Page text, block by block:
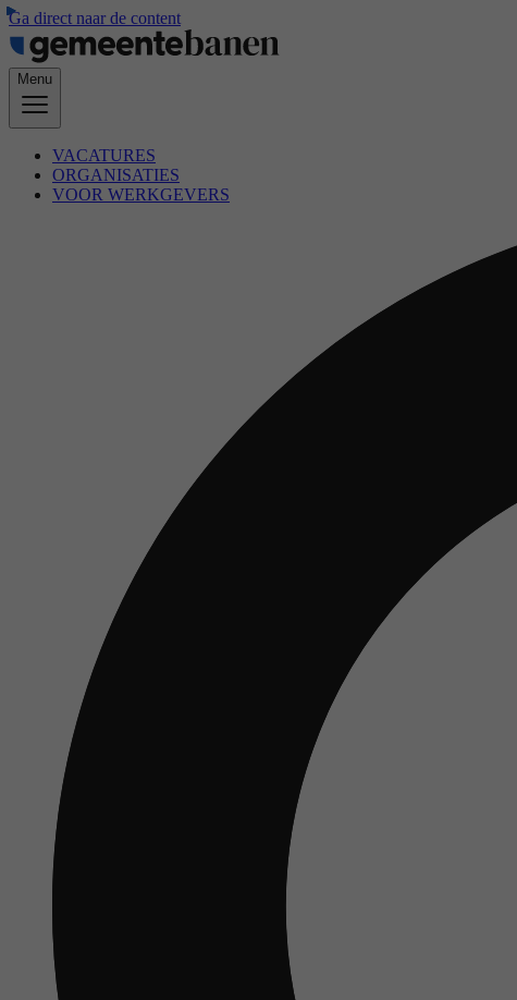
Ga direct naar de content
Menu
VACATURES
ORGANISATIES
VOOR WERKGEVERS